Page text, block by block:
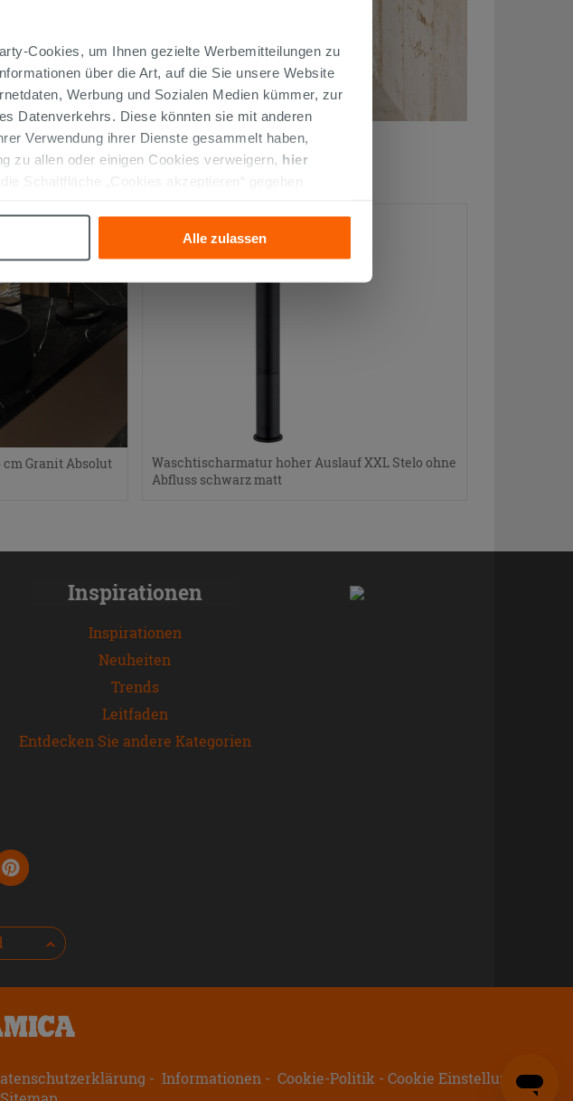
Cookies, um Ihnen gezielte Werbemitteilungen zu
über die Art, auf die Sie unsere Website
Werbung und Sozialen Medien kümmer, zur
Datenverkehrs. Diese könnten sie mit anderen
Verwendung ihrer Dienste gesammelt haben,
zu allen oder einigen Cookies verweigern, hier
Schaltfläche „Cookies akzeptieren“ gegeben
Alle zulassen
dem Foto
Granit Absolut
Waschtischarmatur hoher Auslauf XXL Stelo ohne
Abfluss schwarz matt
Inspirationen
Inspirationen
Neuheiten
Trends
Leitfaden
Entdecken Sie andere Kategorien
Informationen Cookie-Politik
Cookie Einstellungen